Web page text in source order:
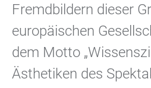
Fremdbildern dieser
europäischen
dem Motto
Ästhetiken des